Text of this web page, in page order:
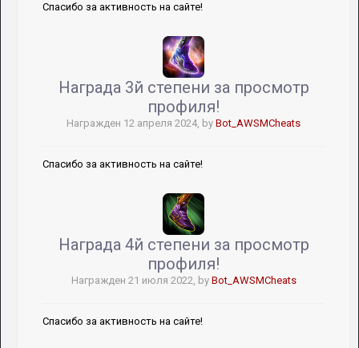
Спасибо за активность на сайте!
​​​​​​​Награда 3й степени за просмотр
профиля!
Награжден 12 апреля 2024, by Bot_AWSMCheats
Спасибо за активность на сайте!
Награда 4й степени за просмотр
профиля!
Награжден 21 июля 2022, by Bot_AWSMCheats
Спасибо за активность на сайте!